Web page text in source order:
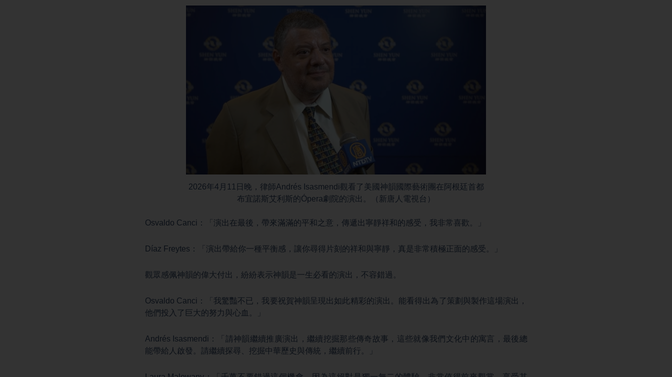
2026年4月11日晚，律師Andrés Isasmendi觀看了美國神韻國際藝術團在阿根廷首都
布宜諾斯艾利斯的Ópera劇院的演出。（新唐人電視台）
Osvaldo Canci：「演出在最後，帶來滿滿的平和之意，傳遞出寧靜祥和的感受，我非常喜歡。」
Díaz Freytes：「演出帶給你一種平衡感，讓你尋得片刻的祥和與寧靜，真是非常積極正面的感受。」
觀眾感佩神韻的偉大付出，紛紛表示神韻是一生必看的演出，不容錯過。
Osvaldo Canci：「我驚豔不已，我要祝賀神韻呈現出如此精彩的演出。能看得出為了策劃與製作這場演出，
他們投入了巨大的努力與心血。」
Andrés Isasmendi：「請神韻繼續推廣演出，繼續挖掘那些傳奇故事，這些就像我們文化中的寓言，最後總
能帶給人啟發。請繼續探尋、挖掘中華歷史與傳統，繼續前行。」